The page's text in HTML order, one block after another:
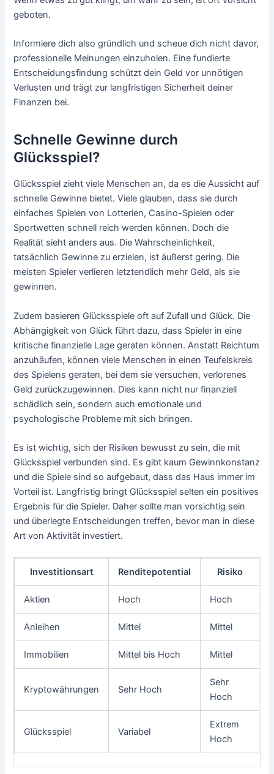
geboten.
Informiere dich also gründlich und scheue dich nicht davor,
professionelle Meinungen einzuholen. Eine fundierte
Entscheidungsfindung schützt dein Geld vor unnötigen
Verlusten und trägt zur langfristigen Sicherheit deiner
Finanzen bei.
Schnelle Gewinne durch
Glücksspiel?
Glücksspiel zieht viele Menschen an, da es die Aussicht auf
schnelle Gewinne bietet. Viele glauben, dass sie durch
einfaches Spielen von Lotterien, Casino-Spielen oder
Sportwetten schnell reich werden können. Doch die
Realität sieht anders aus. Die Wahrscheinlichkeit,
tatsächlich Gewinne zu erzielen, ist äußerst gering. Die
meisten Spieler verlieren letztendlich mehr Geld, als sie
gewinnen.
Zudem basieren Glücksspiele oft auf Zufall und Glück. Die
Abhängigkeit von Glück führt dazu, dass Spieler in eine
kritische finanzielle Lage geraten können. Anstatt Reichtum
anzuhäufen, können viele Menschen in einen Teufelskreis
des Spielens geraten, bei dem sie versuchen, verlorenes
Geld zurückzugewinnen. Dies kann nicht nur finanziell
schädlich sein, sondern auch emotionale und
psychologische Probleme mit sich bringen.
Es ist wichtig, sich der Risiken bewusst zu sein, die mit
Glücksspiel verbunden sind. Es gibt kaum Gewinnkonstanz
und die Spiele sind so aufgebaut, dass das Haus immer im
Vorteil ist. Langfristig bringt Glücksspiel selten ein positives
Ergebnis für die Spieler. Daher sollte man vorsichtig sein
und überlegte Entscheidungen treffen, bevor man in diese
Art von Aktivität investiert.
Investitionsart Renditepotential Risiko
Aktien Hoch Hoch
Anleihen Mittel Mittel
Immobilien Mittel bis Hoch Mittel
Kryptowährungen Sehr Hoch
Sehr
Hoch
Glücksspiel Variabel
Extrem
Hoch